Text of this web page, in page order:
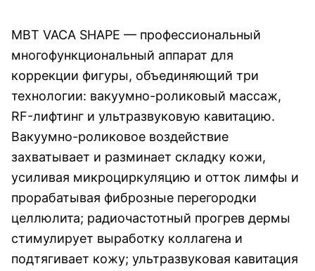
MBT VACA SHAPE — профессиональный
многофункциональный аппарат для
коррекции фигуры, объединяющий три
технологии: вакуумно-роликовый массаж,
RF-лифтинг и ультразвуковую кавитацию.
Вакуумно-роликовое воздействие
захватывает и разминает складку кожи,
усиливая микроциркуляцию и отток лимфы и
прорабатывая фиброзные перегородки
целлюлита; радиочастотный прогрев дермы
стимулирует выработку коллагена и
подтягивает кожу; ультразвуковая кавитация